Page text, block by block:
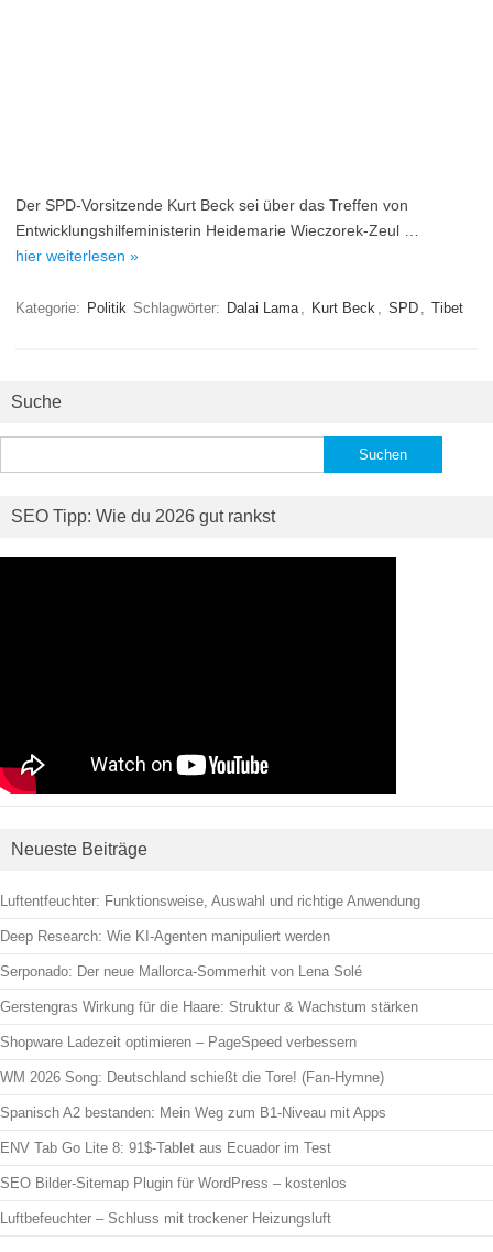
Der SPD-Vorsitzende Kurt Beck sei über das Treffen von
Entwicklungshilfeministerin Heidemarie Wieczorek-Zeul …
hier weiterlesen »
Kategorie: Politik Schlagwörter: Dalai Lama , Kurt Beck , SPD , Tibet
Suche
nach:
SEO Tipp: Wie du 2026 gut rankst
Neueste Beiträge
Luftentfeuchter: Funktionsweise, Auswahl und richtige Anwendung
Deep Research: Wie KI-Agenten manipuliert werden
Serponado: Der neue Mallorca-Sommerhit von Lena Solé
Gerstengras Wirkung für die Haare: Struktur & Wachstum stärken
Shopware Ladezeit optimieren – PageSpeed verbessern
WM 2026 Song: Deutschland schießt die Tore! (Fan-Hymne)
Spanisch A2 bestanden: Mein Weg zum B1-Niveau mit Apps
ENV Tab Go Lite 8: 91$-Tablet aus Ecuador im Test
SEO Bilder-Sitemap Plugin für WordPress – kostenlos
Luftbefeuchter – Schluss mit trockener Heizungsluft